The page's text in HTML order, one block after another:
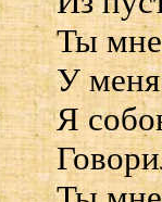
Ты
У меня
Я